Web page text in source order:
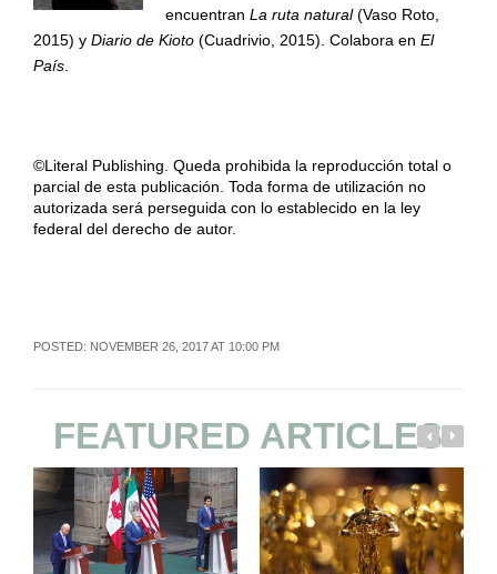
encuentran La ruta natural(Vaso Roto,
2015) y Diario de Kioto(Cuadrivio, 2015). Colabora en El
País.
©Literal Publishing. Queda prohibida la reproducción total o
parcial de esta publicación. Toda forma de utilización no
autorizada será perseguida con lo establecido en la ley
federal del derecho de autor.
POSTED: NOVEMBER 26, 2017 AT 10:00 PM
FEATURED ARTICLES